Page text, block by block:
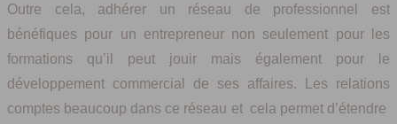
Outre cela, adhérer un réseau de professionnel est
bénéfiques pour un entrepreneur non seulement pour les
formations qu’il peut jouir mais également pour le
développement commercial de ses affaires. Les relations
comptes beaucoup dans ce réseau et cela permet d’étendre